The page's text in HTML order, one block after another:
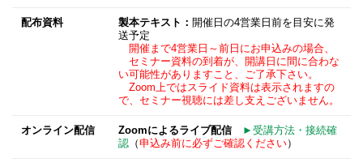
配布資料 製本テキスト： 開催日の4営業日前を目安に発
送予定
開催まで4営業日～前日にお申込みの場合、
セミナー資料の到着が、開講日に間に合わな
い可能性がありますこと、ご了承下さい。
Zoom上ではスライド資料は表示されますの
で、セミナー視聴には差し支えございません。
オンライン配信 Zoomによるライブ配信
►受講方法・接続確
認（申込み前に必ずご確認ください）